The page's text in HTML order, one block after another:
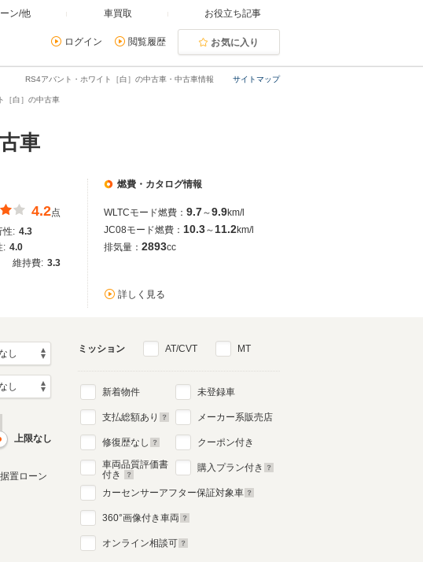
ン/他 車買取 お役立ち記事
ログイン 閲覧履歴 お気に入り
サイトマップ
RS4アバント・ホワイト［白］の中古車・中古車情報
［白］の中古車
車
4.2点
性: 4.3
: 4.0
維持費: 3.3
燃費・カタログ情報
WLTCモード燃費： 9.7～9.9km/l
JC08モード燃費： 10.3～ 11.2km/l
排気量： 2893cc
詳しく見る
上限なし
置ローン
ミッション AT/CVT MT
新着物件
支払総額あり
修復歴なし
車両品質評価書
付き
未登録車
メーカー系販売店
クーポン付き
購入プラン付き
カーセンサーアフター保証対象車
360°画像付き車両
オンライン相談可